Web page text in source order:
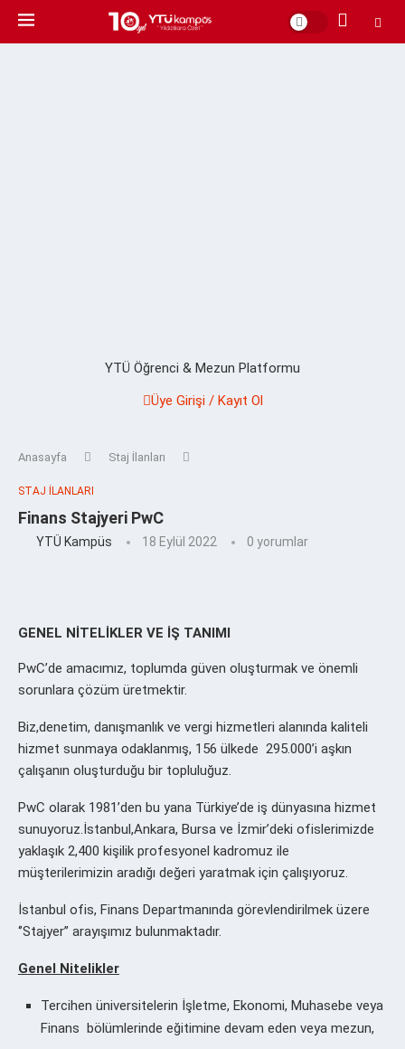
YTÜ Öğrenci & Mezun Platformu
Üye Girişi / Kayıt Ol
Anasayfa Staj İlanları
STAJ İLANLARI
Finans Stajyeri PwC
YTÜ Kampüs 18 Eylül 2022 0 yorumlar
GENEL NİTELİKLER VE İŞ TANIMI
PwC’de amacımız, toplumda güven oluşturmak ve önemli
sorunlara çözüm üretmektir.
Biz,denetim, danışmanlık ve vergi hizmetleri alanında kaliteli
hizmet sunmaya odaklanmış, 156 ülkede 295.000’i aşkın
çalışanın oluşturduğu bir topluluğuz.
PwC olarak 1981’den bu yana Türkiye’de iş dünyasına hizmet
sunuyoruz.İstanbul,Ankara, Bursa ve İzmir’deki ofislerimizde
yaklaşık 2,400 kişilik profesyonel kadromuz ile
müşterilerimizin aradığı değeri yaratmak için çalışıyoruz.
İstanbul ofis, Finans Departmanında görevlendirilmek üzere
‘’Stajyer’’ arayışımız bulunmaktadır.
Genel Nitelikler
Tercihen üniversitelerin İşletme, Ekonomi, Muhasebe veya
Finans bölümlerinde eğitimine devam eden veya mezun,